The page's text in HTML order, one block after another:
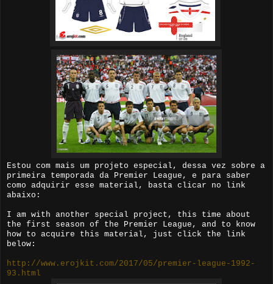
Estou com mais um projeto especial, dessa vez sobre a
primeira temporada da Premier League, e para saber
como adquirir esse material, basta clicar no link
abaixo:
I am with another special project, this time about
the first season of the Premier League, and to know
how to acquire this material, just click the link
below:
http://www.erojkit.com/2017/05/premier-league-1992-
93.html